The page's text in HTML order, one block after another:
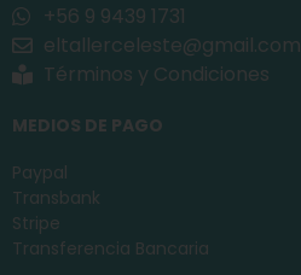
+56 9 9439 1731
eltallerceleste@gmail.com
Términos y Condiciones
MEDIOS DE PAGO
Paypal
Transbank
Stripe
Transferencia Bancaria